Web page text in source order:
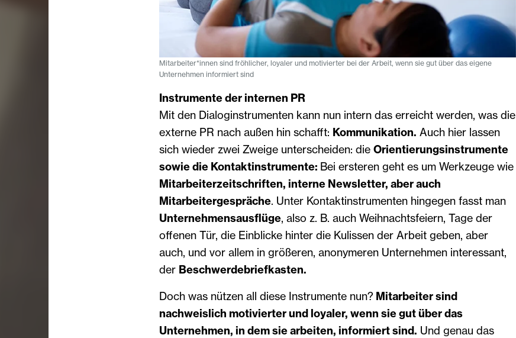
Mitarbeiter*innen sind fröhlicher, loyaler und motivierter bei der Arbeit, wenn sie gut über das eigene
Unternehmen informiert sind
Instrumente der internen PR
Mit den Dialoginstrumenten kann nun intern das erreicht werden, was die
externe PR nach außen hin schafft: Kommunikation. Auch hier lassen
sich wieder zwei Zweige unterscheiden: die Orientierungsinstrumente
sowie die Kontaktinstrumente: Bei ersteren geht es um Werkzeuge wie
Mitarbeiterzeitschriften, interne Newsletter, aber auch
Mitarbeitergespräche. Unter Kontaktinstrumenten hingegen fasst man
Unternehmensausflüge, also z. B. auch Weihnachtsfeiern, Tage der
offenen Tür, die Einblicke hinter die Kulissen der Arbeit geben, aber
auch, und vor allem in größeren, anonymeren Unternehmen interessant,
der Beschwerdebriefkasten.
Doch was nützen all diese Instrumente nun?Mitarbeiter sind
nachweislich motivierter und loyaler, wenn sie gut über das
Unternehmen, in dem sie arbeiten, informiert sind. Und genau das